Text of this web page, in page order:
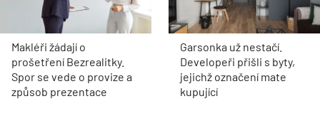
Makléři žádají o
prošetření Bezrealitky.
Spor se vede o provize a
způsob prezentace
Garsonka už nestačí.
Developeři přišli s byty,
jejichž označení mate
kupující